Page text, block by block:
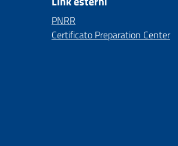
PNRR
Certificato Preparation Center